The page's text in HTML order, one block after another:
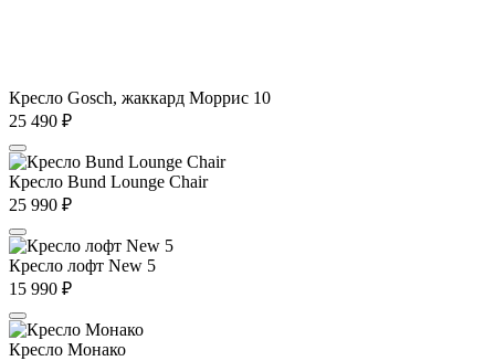
Кресло Gosch, жаккард Моррис 10
25 490 ₽
Кресло Bund Lounge Chair
25 990 ₽
Кресло лофт New 5
15 990 ₽
Кресло Монако